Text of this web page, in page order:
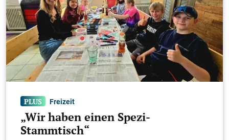
Freizeit
„Wir haben einen Spezi-
Stammtisch“